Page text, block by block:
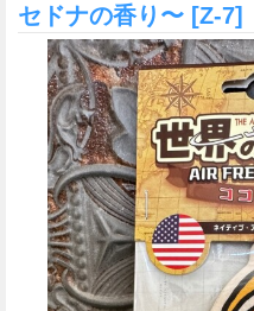
セドナの香り〜 [Z-7]